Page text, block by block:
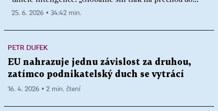
25. 6. 2026 ▪ 34:42 min.
PETR DUFEK
EU nahrazuje jednu závislost za druhou,
zatímco podnikatelský duch se vytrácí
16. 4. 2026 ▪ 2 min. čtení